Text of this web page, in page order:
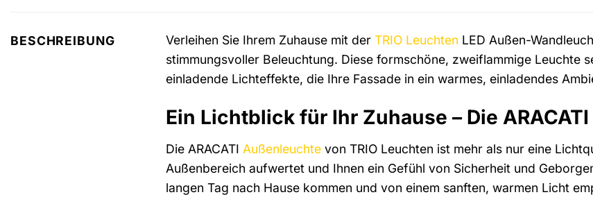
BESCHREIBUNG Verleihen Sie Ihrem Zuhause mit der TRIO Leuchten LED Außen-
stimmungsvoller Beleuchtung. Diese formschöne, zweiflammige Leuchte
einladende Lichteffekte, die Ihre Fassade in ein warmes, einladendes
Ein Lichtblick für Ihr Zuhause – Die
Die ARACATI Außenleuchte von TRIO Leuchten ist mehr als nur eine
Außenbereich aufwertet und Ihnen ein Gefühl von Sicherheit und
langen Tag nach Hause kommen und von einem sanften, warmen Licht